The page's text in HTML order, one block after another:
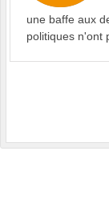
une baffe aux
politiques n'ont